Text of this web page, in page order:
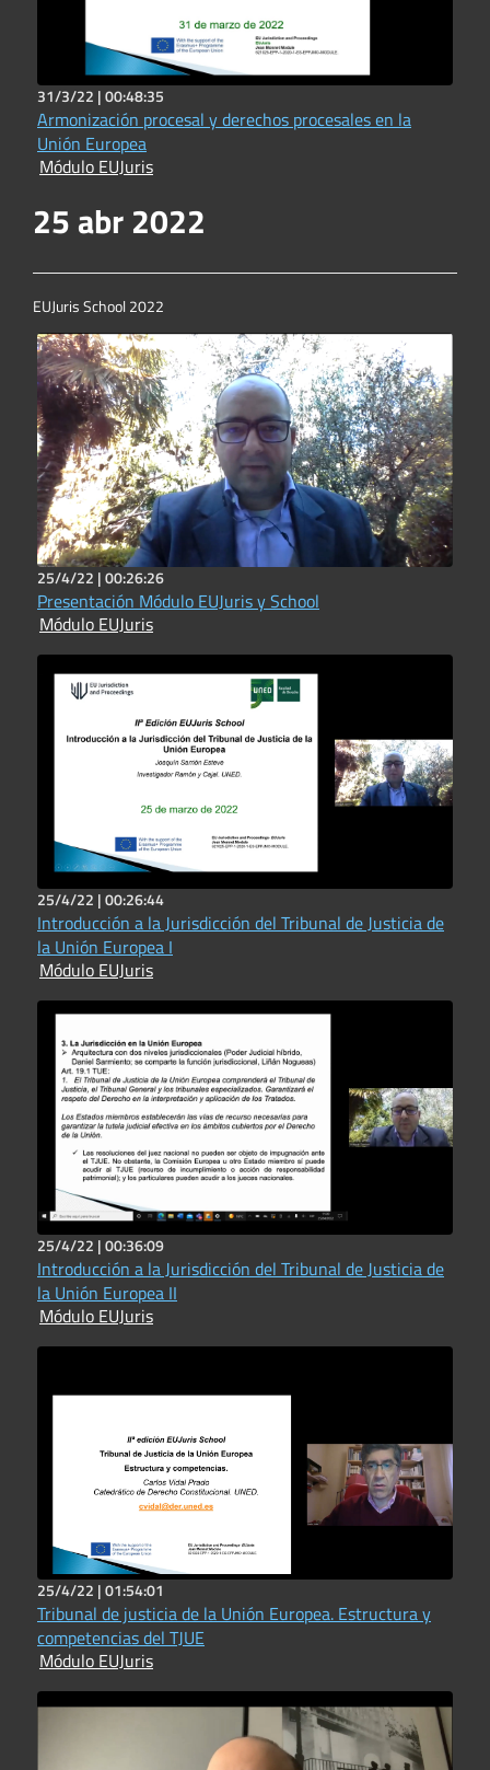
31/3/22 |00:48:35
Armonización procesal y derechos procesales en la
Unión Europea
Módulo EUJuris
25 abr 2022
EUJuris School 2022
25/4/22 |00:26:26
Presentación Módulo EUJuris y School
Módulo EUJuris
25/4/22 |00:26:44
Introducción a la Jurisdicción del Tribunal de Justicia de
la Unión Europea I
Módulo EUJuris
25/4/22 |00:36:09
Introducción a la Jurisdicción del Tribunal de Justicia de
la Unión Europea II
Módulo EUJuris
25/4/22 |01:54:01
Tribunal de justicia de la Unión Europea. Estructura y
competencias del TJUE
Módulo EUJuris